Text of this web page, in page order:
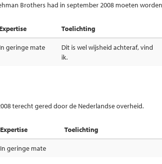
Brothers had in september 2008 moeten
Expertise Toelichting
In geringe mate
Dit is wel wijsheid achteraf, vind
ik.
terecht gered door de Nederlandse overheid.
Expertise Toelichting
In geringe mate